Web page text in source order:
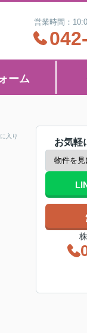
営業時間：
ーム
入り
お気軽